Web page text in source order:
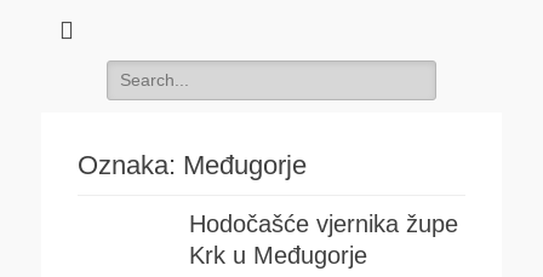
Search
for:
Oznaka: Međugorje
Hodočašće vjernika župe
Krk u Međugorje